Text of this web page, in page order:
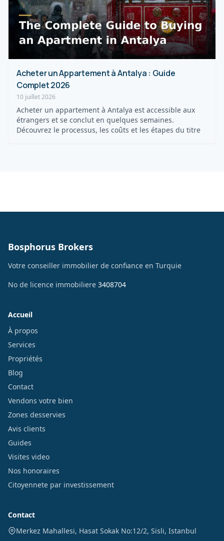
Acheter un Appartement à Antalya : Guide
Complet 2026
10 juillet 2026
Acheter un appartement à Antalya est accessible aux
étrangers et se conclut en quelques semaines.
Découvrez le processus, les coûts et les étapes du titre
Bosphorus Brokers
Votre conseiller immobilier de confiance en Turquie
No de licence immobiliere 3408704
Accueil
À propos
Services
Propriétés
Blog
Contact
Vendons votre bien
Zones desservies
Avis clients
Guides
Visites video
Nos honoraires
Citoyennete par investissement
Contact
Merkez Mahallesi, Hasat Sokak No:12/2, Sisli, Istanbul